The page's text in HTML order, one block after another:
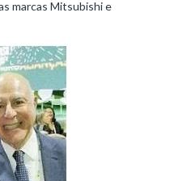
marcas Mitsubishi e